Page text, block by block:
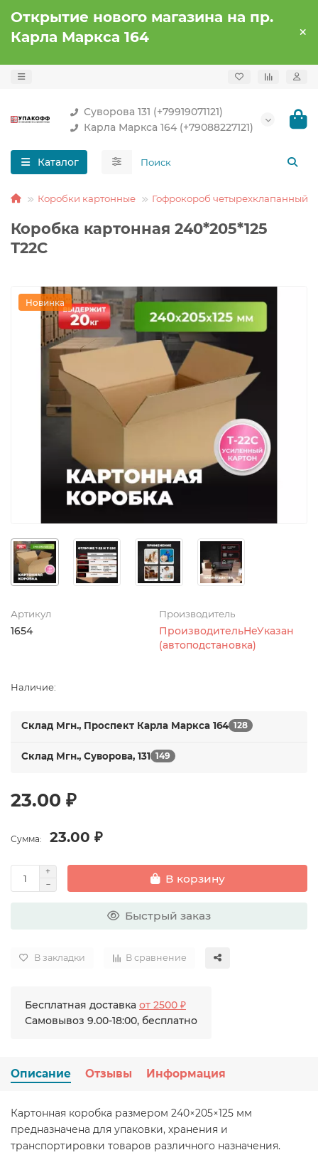
Открытие нового магазина на пр.
Карла Маркса 164
Суворова 131 (+79919071121)
Карла Маркса 164 (+79088227121)
Каталог
Коробки картонные Гофрокороб четырехклапанный
Коробка картонная 240*205*125
Т22С
Новинка
Артикул
1654
Производитель
ПроизводительНеУказан
(автоподстановка)
Наличие:
Склад Мгн., Проспект Карла Маркса 164 128
Склад Мгн., Суворова, 131 149
23.00 ₽
Сумма: 23.00 ₽
В корзину
Быстрый заказ
В закладки В сравнение
Бесплатная доставка от 2500 ₽
Самовывоз 9.00-18:00, бесплатно
Описание Отзывы Информация
Картонная коробка размером 240×205×125 мм
предназначена для упаковки, хранения и
транспортировки товаров различного назначения.